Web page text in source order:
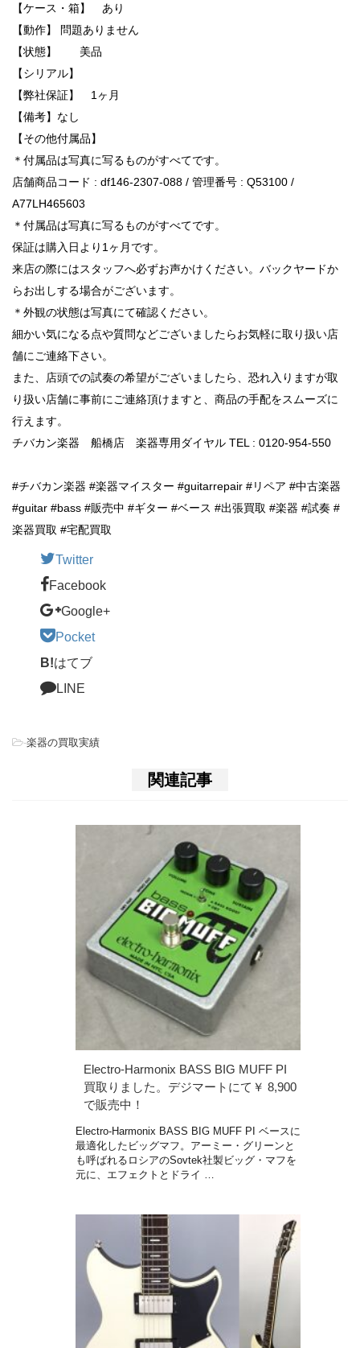
【ケース・箱】 あり
【動作】 問題ありません
【状態】 美品
【シリアル】
【弊社保証】 1ヶ月
【備考】なし
【その他付属品】
＊付属品は写真に写るものがすべてです。
店舗商品コード : df146-2307-088 / 管理番号 : Q53100 /
A77LH465603
＊付属品は写真に写るものがすべてです。
保証は購入日より1ヶ月です。
来店の際にはスタッフへ必ずお声かけください。バックヤードか
らお出しする場合がございます。
＊外観の状態は写真にて確認ください。
細かい気になる点や質問などございましたらお気軽に取り扱い店
舗にご連絡下さい。
また、店頭での試奏の希望がございましたら、恐れ入りますが取
り扱い店舗に事前にご連絡頂けますと、商品の手配をスムーズに
行えます。
チバカン楽器 船橋店 楽器専用ダイヤル TEL : 0120-954-550
#チバカン楽器 #楽器マイスター #guitarrepair #リペア #中古楽器
#guitar #bass #販売中 #ギター #ベース #出張買取 #楽器 #試奏 #
楽器買取 #宅配買取
Twitter
Facebook
Google+
Pocket
B!はてブ
LINE
-楽器の買取実績
関連記事
Electro-Harmonix BASS BIG MUFF PI
買取りました。デジマートにて￥ 8,900
で販売中！
Electro-Harmonix BASS BIG MUFF PI ベースに
最適化したビッグマフ。アーミー・グリーンと
も呼ばれるロシアのSovtek社製ビッグ・マフを
元に、エフェクトとドライ …